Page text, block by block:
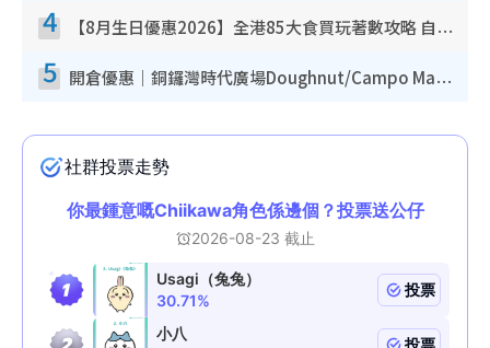
4 【8月生日優惠2026】全港85大食買玩著數攻略 自助餐/火鍋放題同行免費＋誠品/DONKI送現金券
5 開倉優惠｜銅鑼灣時代廣場Doughnut/Campo Marzio開倉低至1折！背囊、書包、手袋劈價$200起